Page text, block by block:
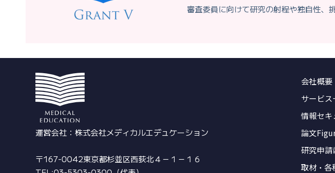
審査委員に向けて研究の射程や独自性、
運営会社：株式会社メディカルエデュケーション
〒167-0042東京都杉並区西荻北４－１－１６
会社概要
サービス
情報セキ
論文
研究申
取材・各